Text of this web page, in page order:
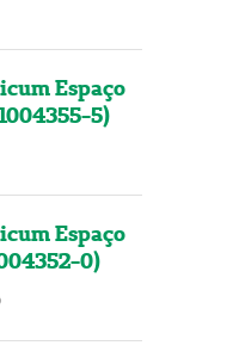
Espaço
5)
Espaço
0)